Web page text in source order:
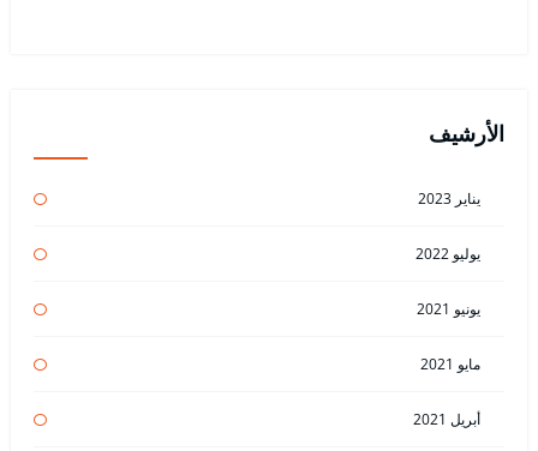
الأرشيف
يناير 2023
يوليو 2022
يونيو 2021
مايو 2021
أبريل 2021